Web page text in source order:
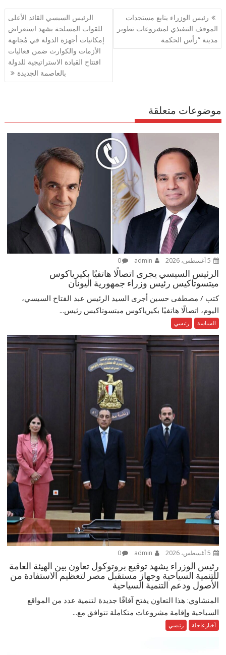
b
o
o
k
er
l
s
A
p
gr
a
m
e
تصفّح
المقالات
رئيس الوزراء يتابع مستجدات
الموقف التنفيذي لمشروعات تطوير
مدينة “رأس الحكمة
الرئيس السيسي القائد الأعلى
للقوات المسلحة يشهد استعراض
إمكانيات أجهزة الدولة في مُجابهة
الأزمات والكوارث ضمن فعاليات
افتتاح القيادة الاستراتيجية للدولة
بالعاصمة الجديدة
موضوعات متعلقة
0
الرئيس السيسي يجرى اتصالًا هاتفيًا بكيرياكوس
ميتسوتاكيس رئيس وزراء جمهورية اليونان
كتب / مصطفى حسين أجرى السيد الرئيس عبد الفتاح السيسي،
اليوم، اتصالًا هاتفيًا بكيرياكوس ميتسوتاكيس رئيس...
السياسة رئيسي
0
رئيس الوزراء يشهد توقيع بروتوكول تعاون بين الهيئة العامة
للتنمية السياحية وجهاز مستقبل مصر لتعظيم الاستفادة من
الأصول ودعم التنمية السياحية
المنشاوي: هذا التعاون يفتح آفاقًا جديدة لتنمية عدد من المواقع
السياحية وإقامة مشروعات متكاملة تتوافق مع...
أخبارعاجلة رئيسي